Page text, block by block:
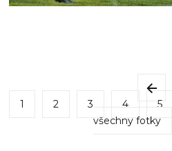
1 2 3 4 5
všechny fotky